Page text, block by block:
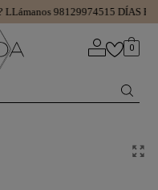
98129974515 DÍAS
0